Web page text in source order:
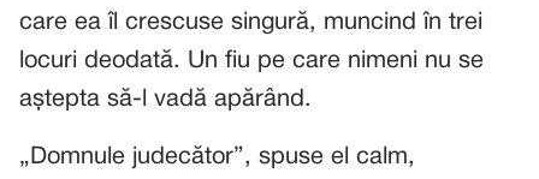
care ea îl crescuse singură, muncind în trei
locuri deodată. Un fiu pe care nimeni nu se
aștepta să-l vadă apărând.
„Domnule judecător”, spuse el calm,